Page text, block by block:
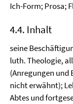
Ich-Form; Prosa;
4.4. Inhalt
seine
luth. Theologie,
(Anregungen und
nicht erwähnt);
Abtes und